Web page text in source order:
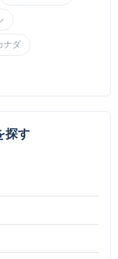
ナダ
探す